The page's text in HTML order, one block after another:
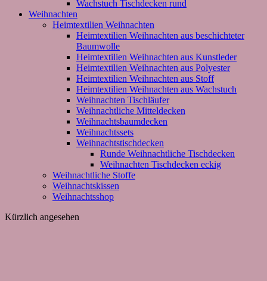
Wachstuch Tischdecken rund
Weihnachten
Heimtextilien Weihnachten
Heimtextilien Weihnachten aus beschichteter
Baumwolle
Heimtextilien Weihnachten aus Kunstleder
Heimtextilien Weihnachten aus Polyester
Heimtextilien Weihnachten aus Stoff
Heimtextilien Weihnachten aus Wachstuch
Weihnachten Tischläufer
Weihnachtliche Mitteldecken
Weihnachtsbaumdecken
Weihnachtssets
Weihnachtstischdecken
Runde Weihnachtliche Tischdecken
Weihnachten Tischdecken eckig
Weihnachtliche Stoffe
Weihnachtskissen
Weihnachtsshop
Kürzlich angesehen